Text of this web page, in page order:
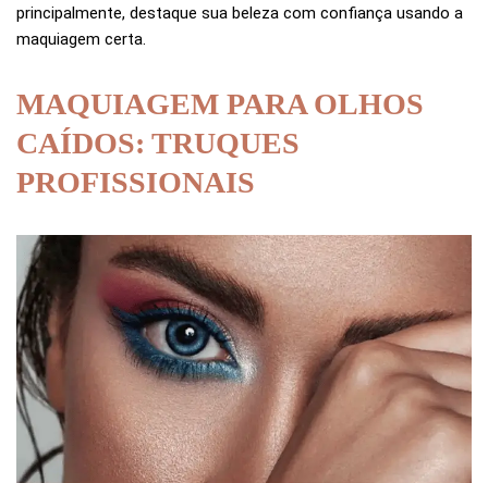
principalmente, destaque sua beleza com confiança usando a
maquiagem certa.
MAQUIAGEM PARA OLHOS
CAÍDOS: TRUQUES
PROFISSIONAIS